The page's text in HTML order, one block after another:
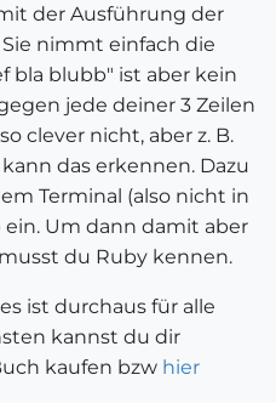
der Ausführung der
nimmt einfach die
bla blubb" ist aber kein
jede deiner 3 Zeilen
clever nicht, aber z. B.
das erkennen. Dazu
Terminal (also nicht in
Um dann damit aber
du Ruby kennen.
ist durchaus für alle
kannst du dir
kaufen bzw hier